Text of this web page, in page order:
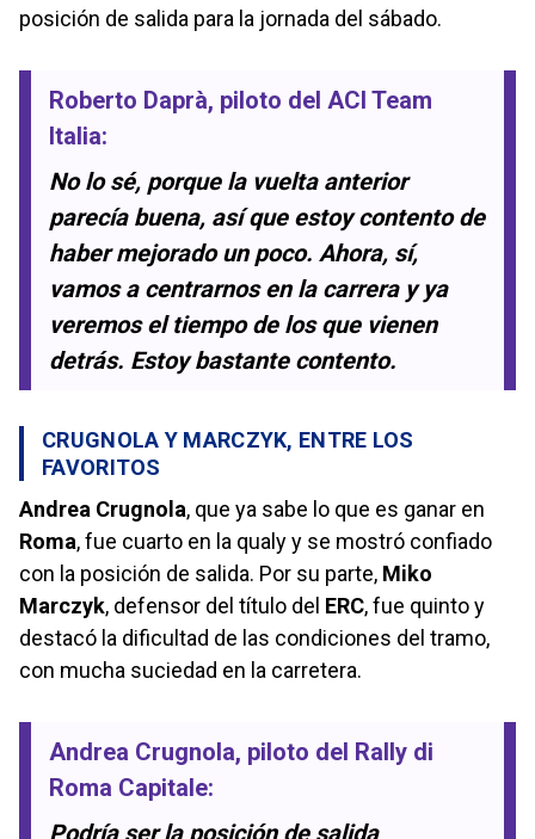
posición de salida para la jornada del sábado.
Roberto Daprà, piloto del ACI Team
Italia:
No lo sé, porque la vuelta anterior
parecía buena, así que estoy contento de
haber mejorado un poco. Ahora, sí,
vamos a centrarnos en la carrera y ya
veremos el tiempo de los que vienen
detrás. Estoy bastante contento.
CRUGNOLA Y MARCZYK, ENTRE LOS
FAVORITOS
Andrea Crugnola, que ya sabe lo que es ganar en
Roma, fue cuarto en la qualy y se mostró confiado
con la posición de salida. Por su parte, Miko
Marczyk, defensor del título del ERC, fue quinto y
destacó la dificultad de las condiciones del tramo,
con mucha suciedad en la carretera.
Andrea Crugnola, piloto del Rally di
Roma Capitale:
Podría ser la posición de salida